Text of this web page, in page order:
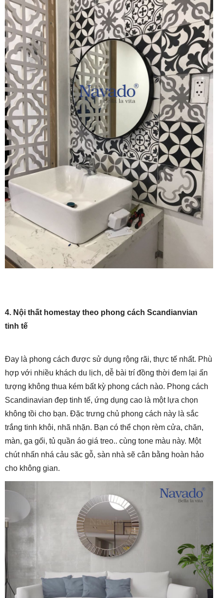
4. Nội thất homestay theo phong cách Scandianvian
tinh tế
Đay là phong cách được sử dụng rộng rãi, thực tế nhất. Phù
hợp với nhiều khách du lịch, dễ bài trí đồng thời đem lại ấn
tượng không thua kém bất kỳ phong cách nào. Phong cách
Scandinavian đẹp tinh tế, ứng dụng cao là một lựa chọn
không tồi cho bạn. Đặc trưng chủ phong cách này là sắc
trắng tinh khôi, nhã nhặn. Bạn có thể chọn rèm cửa, chăn,
màn, ga gối, tủ quần áo giá treo.. cùng tone màu này. Một
chút nhấn nhá cảu săc gỗ, sàn nhà sẽ cân bằng hoàn hảo
cho không gian.